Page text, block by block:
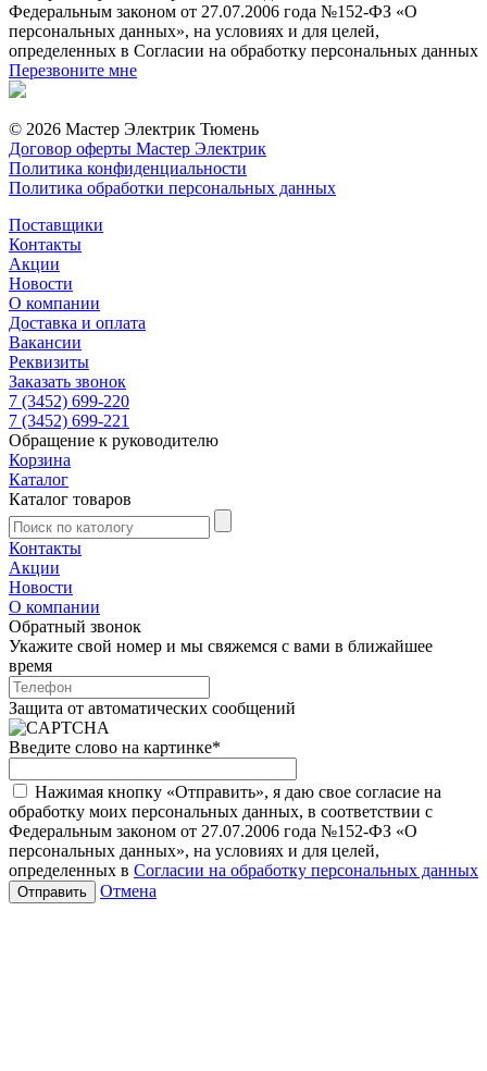
Федеральным законом от 27.07.2006 года №152-ФЗ «О
персональных данных», на условиях и для целей,
определенных в Согласии на обработку персональных данных
Перезвоните мне
© 2026 Мастер Электрик Тюмень
Договор оферты Мастер Электрик
Политика конфиденциальности
Политика обработки персональных данных
Поставщики
Контакты
Акции
Новости
О компании
Доставка и оплата
Вакансии
Реквизиты
Заказать звонок
7 (3452) 699-220
7 (3452) 699-221
Обращение к руководителю
Корзина
Каталог
Каталог товаров
Контакты
Акции
Новости
О компании
Обратный звонок
Укажите свой номер и мы свяжемся с вами в ближайшее
время
Защита от автоматических сообщений
Введите слово на картинке*
Нажимая кнопку «Отправить», я даю свое согласие на
обработку моих персональных данных, в соответствии с
Федеральным законом от 27.07.2006 года №152-ФЗ «О
персональных данных», на условиях и для целей,
определенных в Согласии на обработку персональных данных
Отмена